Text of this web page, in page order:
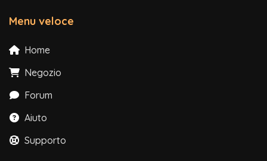
Menu veloce
Home
Negozio
Forum
Aiuto
Supporto